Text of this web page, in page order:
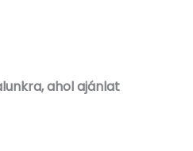
ahol ajánlat